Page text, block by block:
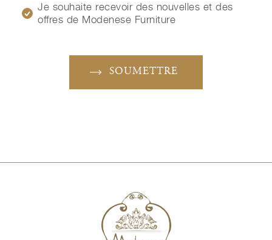
Je souhaite recevoir des nouvelles et des
offres de Modenese Furniture
SOUMETTRE